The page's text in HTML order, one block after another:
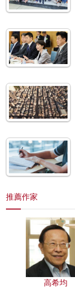
推薦作家
高希均